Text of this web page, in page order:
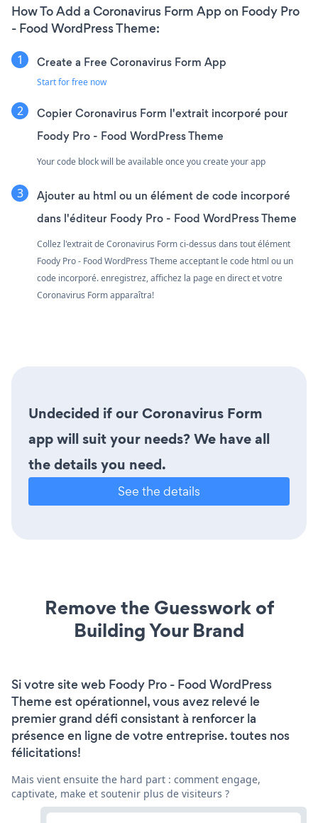
How To Add a Coronavirus Form App on Foody Pro
- Food WordPress Theme:
Create a Free Coronavirus Form App
Start for free now
Copier Coronavirus Form l'extrait incorporé pour
Foody Pro - Food WordPress Theme
Your code block will be available once you create your app
Ajouter au html ou un élément de code incorporé
dans l'éditeur Foody Pro - Food WordPress Theme
Collez l'extrait de Coronavirus Form ci-dessus dans tout élément
Foody Pro - Food WordPress Theme acceptant le code html ou un
code incorporé. enregistrez, affichez la page en direct et votre
Coronavirus Form apparaîtra!
Undecided if our Coronavirus Form
app will suit your needs? We have all
the details you need.
See the details
Remove the Guesswork of
Building Your Brand
Si votre site web Foody Pro - Food WordPress
Theme est opérationnel, vous avez relevé le
premier grand défi consistant à renforcer la
présence en ligne de votre entreprise. toutes nos
félicitations!
Mais vient ensuite the hard part : comment engage,
captivate, make et soutenir plus de visiteurs ?